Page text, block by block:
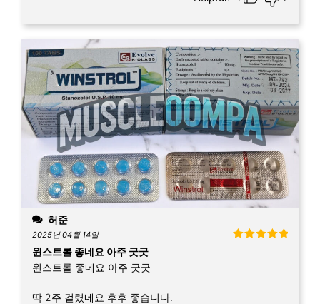
허준
2025년 04월 14일
윈스트롤 좋네요 아주 굿굿
윈스트롤 좋네요 아주 굿굿
딱 2주 걸렸네요 후후 좋습니다.